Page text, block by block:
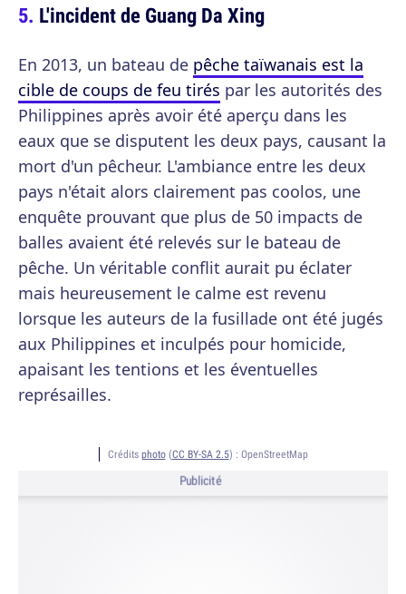
L'incident de Guang Da Xing
En 2013, un bateau de pêche taïwanais est la
cible de coups de feu tirés par les autorités des
Philippines après avoir été aperçu dans les
eaux que se disputent les deux pays, causant la
mort d'un pêcheur. L'ambiance entre les deux
pays n'était alors clairement pas coolos, une
enquête prouvant que plus de 50 impacts de
balles avaient été relevés sur le bateau de
pêche. Un véritable conflit aurait pu éclater
mais heureusement le calme est revenu
lorsque les auteurs de la fusillade ont été jugés
aux Philippines et inculpés pour homicide,
apaisant les tentions et les éventuelles
représailles.
Crédits photo(CC BY-SA 2.5) : OpenStreetMap
Publicité